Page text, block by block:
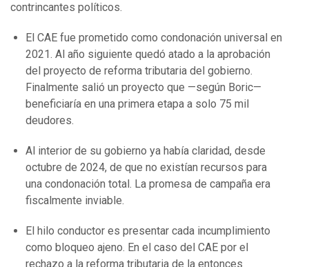
contrincantes políticos.
El CAE fue prometido como condonación universal en
2021. Al año siguiente quedó atado a la aprobación
del proyecto de reforma tributaria del gobierno.
Finalmente salió un proyecto que —según Boric—
beneficiaría en una primera etapa a solo 75 mil
deudores.
Al interior de su gobierno ya había claridad, desde
octubre de 2024, de que no existían recursos para
una condonación total. La promesa de campaña era
fiscalmente inviable.
El hilo conductor es presentar cada incumplimiento
como bloqueo ajeno. En el caso del CAE por el
rechazo a la reforma tributaria de la entonces